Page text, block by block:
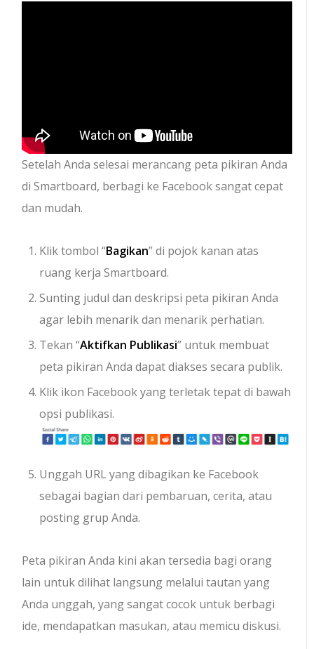
Setelah Anda selesai merancang peta pikiran Anda
di Smartboard, berbagi ke Facebook sangat cepat
dan mudah.
Klik tombol “Bagikan” di pojok kanan atas
ruang kerja Smartboard.
Sunting judul dan deskripsi peta pikiran Anda
agar lebih menarik dan menarik perhatian.
Tekan “Aktifkan Publikasi” untuk membuat
peta pikiran Anda dapat diakses secara publik.
Klik ikon Facebook yang terletak tepat di bawah
opsi publikasi.
Unggah URL yang dibagikan ke Facebook
sebagai bagian dari pembaruan, cerita, atau
posting grup Anda.
Peta pikiran Anda kini akan tersedia bagi orang
lain untuk dilihat langsung melalui tautan yang
Anda unggah, yang sangat cocok untuk berbagi
ide, mendapatkan masukan, atau memicu diskusi.